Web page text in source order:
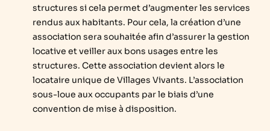
structures si cela permet d’augmenter les services
rendus aux habitants. Pour cela, la création d’une
association sera souhaitée afin d’assurer la gestion
locative et veiller aux bons usages entre les
structures. Cette association devient alors le
locataire unique de Villages Vivants. L’association
sous-loue aux occupants par le biais d’une
convention de mise à disposition.